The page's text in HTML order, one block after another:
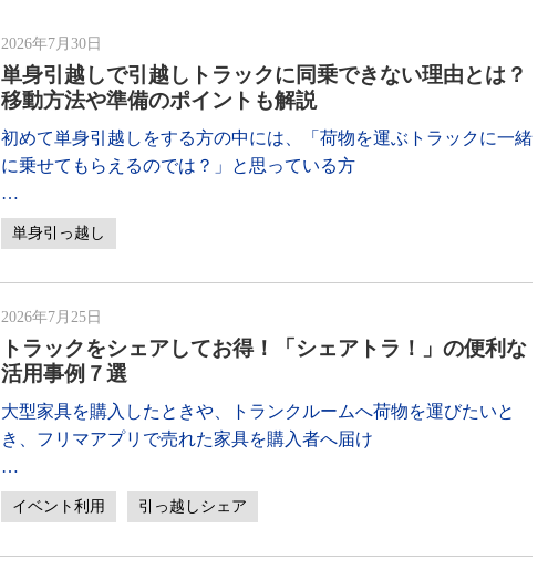
2026年7月30日
単身引越しで引越しトラックに同乗できない理由とは？
移動方法や準備のポイントも解説
初めて単身引越しをする方の中には、「荷物を運ぶトラックに一緒
に乗せてもらえるのでは？」と思っている方
…
単身引っ越し
2026年7月25日
トラックをシェアしてお得！「シェアトラ！」の便利な
活用事例７選
大型家具を購入したときや、トランクルームへ荷物を運びたいと
き、フリマアプリで売れた家具を購入者へ届け
…
イベント利用 引っ越しシェア